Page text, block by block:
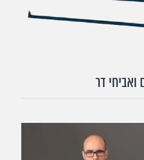
ואביחי דר